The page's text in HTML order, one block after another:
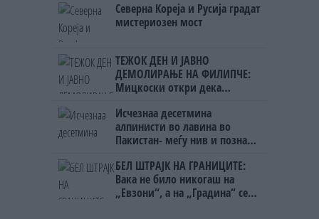
на бизнисменот Марковски
Северна Кореја и Русија градат
мистериозен мост
ТЕЖОК ДЕН И ЈАВНО
ДЕМОЛИРАЊЕ НА ФИЛИПЧЕ:
Мицкоски откри дека
ништо, освен за кеш
Исчезнаа десетмина
алпинисти во лавина во
Пакистан- меѓу нив и познат
БЕЛ ШТРАЈК НА ГРАНИЦИТЕ:
Вака не било никогаш на
„Евзони“, а на „Градина“ се